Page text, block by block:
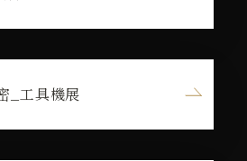
_工具機展